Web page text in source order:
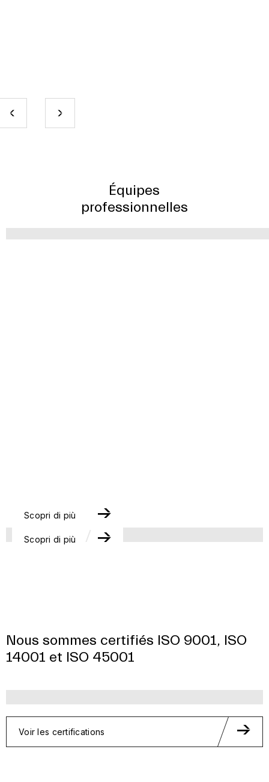
Équipes
professionnelles
Scopri di più
Scopri di più
Nous sommes certifiés ISO 9001, ISO
14001 et ISO 45001
Voir les certifications